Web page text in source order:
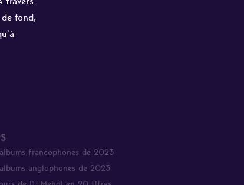
fond,
francophones de 2023
anglophones de 2023